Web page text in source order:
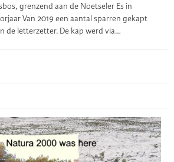
grenzend aan de Noetseler Es in
Van 2019 een aantal sparren gekapt
de letterzetter. De kap werd via…